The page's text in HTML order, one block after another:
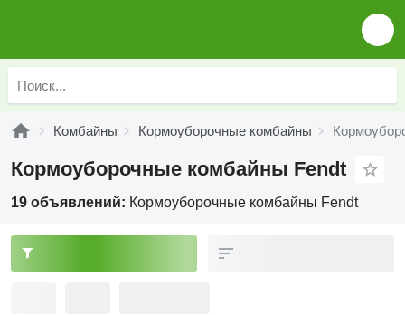
Комбайны Кормоуборочные комбайны
Кормоуборочные комбайны Fendt
19 объявлений: Кормоуборочные комбайны Fendt